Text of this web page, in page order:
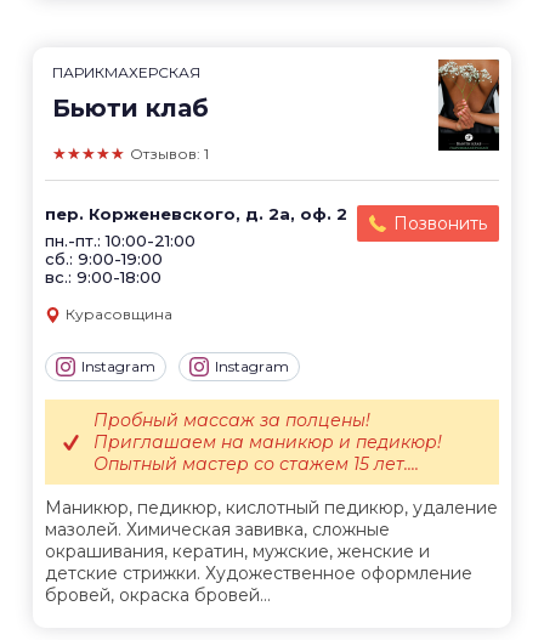
ПАРИКМАХЕРСКАЯ
Бьюти клаб
★★★★★ Отзывов: 1
пер. Корженевского, д. 2а, оф. 2
пн.-пт.: 10:00-21:00
сб.: 9:00-19:00
вс.: 9:00-18:00
Позвонить
Курасовщина
Instagram Instagram
Маникюр, педикюр, кислотный педикюр, удаление
мазолей. Химическая завивка, сложные
окрашивания, кератин, мужские, женские и
детские стрижки. Художественное оформление
бровей, окраска бровей...
Пробный массаж за полцены!
Приглашаем на маникюр и педикюр!
Опытный мастер со стажем 15 лет....